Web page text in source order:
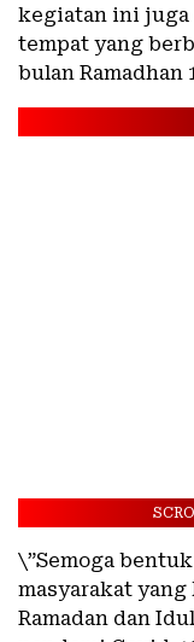
kegiatan ini juga
tempat yang
bulan Ramadhan
\”Semoga
masyarakat yang
Ramadan dan